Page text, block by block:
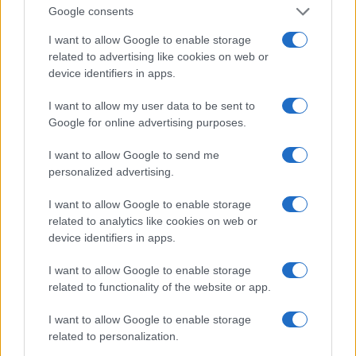
Google consents
I want to allow Google to enable storage
related to advertising like cookies on web or
device identifiers in apps.
I want to allow my user data to be sent to
Google for online advertising purposes.
I want to allow Google to send me
personalized advertising.
I want to allow Google to enable storage
related to analytics like cookies on web or
device identifiers in apps.
I want to allow Google to enable storage
related to functionality of the website or app.
I want to allow Google to enable storage
related to personalization.
; è vero che il progetto di transizione prevede
potrebbero portare anche alla mozione di affidare la
gestione di IANA ad un fornitore diverso da ICANN
ma M.M. avrebbe preferito vedere che le funzioni
IANA e ICANN fossero separate fin dall’inizio e che
essere considerata sin dall’inizio.
Il secondo punto
ICANN; questo punto è derivazione logica del
precedente e dovrebbe considerare una riduzione
discusione dalla comunità esterna; questo non è
ben considerato nel progetto, a opinione
dell’autore. Il terzo punto riguarda ancora il GAC
definito “Il decisore indeciso”. L’autore mette in